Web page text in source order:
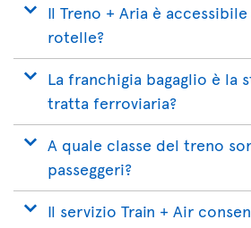
Il Treno + Aria è
rotelle?
La franchigia bagaglio è la
tratta ferroviaria?
A quale classe del treno
passeggeri?
Il servizio Train + Air